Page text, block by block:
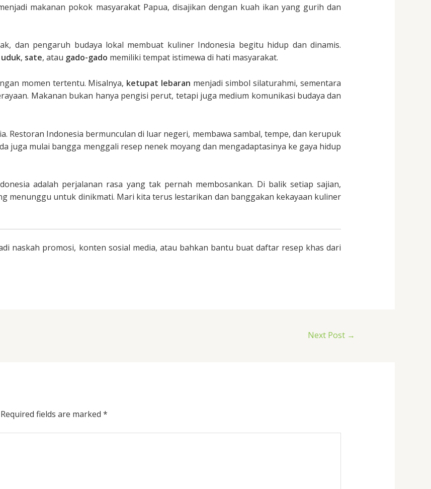
makanan pokok masyarakat Papua, disajikan dengan kuah ikan yang gurih dan
dan pengaruh budaya lokal membuat kuliner Indonesia begitu hidup dan dinamis.
, sate, atau gado-gado memiliki tempat istimewa di hati masyarakat.
momen tertentu. Misalnya, ketupat lebaran menjadi simbol silaturahmi, sementara
Makanan bukan hanya pengisi perut, tetapi juga medium komunikasi budaya dan
Restoran Indonesia bermunculan di luar negeri, membawa sambal, tempe, dan kerupuk
juga mulai bangga menggali resep nenek moyang dan mengadaptasinya ke gaya hidup
adalah perjalanan rasa yang tak pernah membosankan. Di balik setiap sajian,
menunggu untuk dinikmati. Mari kita terus lestarikan dan banggakan kekayaan kuliner
naskah promosi, konten sosial media, atau bahkan bantu buat daftar resep khas dari
Next Post →
Required fields are marked *